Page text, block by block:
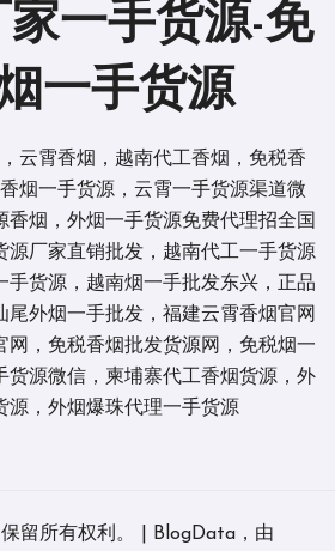
家一手货源-免
一手货源
云霄香烟，越南代工香烟，免税香
烟一手货源，云霄一手货源渠道微
香烟，外烟一手货源免费代理招全国
源厂家直销批发，越南代工一手货源
手货源，越南烟一手批发东兴，正品
尾外烟一手批发，福建云霄香烟官网
网，免税香烟批发货源网，免税烟一
货源微信，柬埔寨代工香烟货源，外
源，外烟爆珠代理一手货源
留所有权利。 BlogData ，由